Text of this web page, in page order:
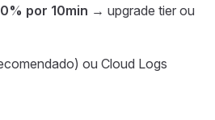
por 10min → upgrade tier ou
ou Cloud Logs